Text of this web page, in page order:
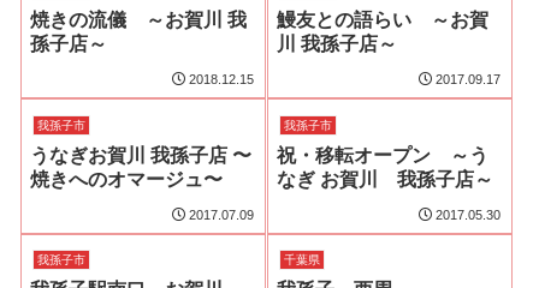
焼きの流儀 ～お賀川 我
孫子店～
2018.12.15
鰻友との語らい ～お賀
川 我孫子店～
2017.09.17
我孫子市
うなぎお賀川 我孫子店 〜
焼きへのオマージュ〜
2017.07.09
我孫子市
祝・移転オープン ～う
なぎ お賀川 我孫子店～
2017.05.30
我孫子市 千葉県